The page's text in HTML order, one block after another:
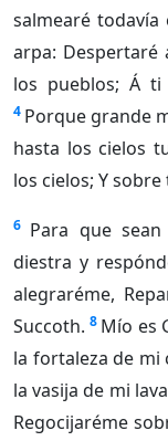
salmearé
arpa: Despertaré
los pueblos; Á ti
4 Porque grande
hasta los cielos
los cielos; Y
6 Para que
diestra y
alegraréme,
Succoth. 8 Mío es
la fortaleza de mi
la vasija de mi
Regocijaréme